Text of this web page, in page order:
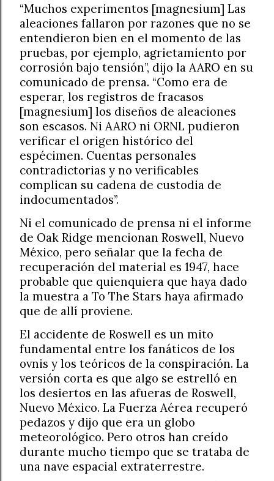
“Muchos experimentos [magnesium] Las
aleaciones fallaron por razones que no se
entendieron bien en el momento de las
pruebas, por ejemplo, agrietamiento por
corrosión bajo tensión”, dijo la AARO en su
comunicado de prensa. “Como era de
esperar, los registros de fracasos
[magnesium] los diseños de aleaciones
son escasos. Ni AARO ni ORNL pudieron
verificar el origen histórico del
espécimen. Cuentas personales
contradictorias y no verificables
complican su cadena de custodia de
indocumentados”.
Ni el comunicado de prensa ni el informe
de Oak Ridge mencionan Roswell, Nuevo
México, pero señalar que la fecha de
recuperación del material es 1947, hace
probable que quienquiera que haya dado
la muestra a To The Stars haya afirmado
que de allí proviene.
El accidente de Roswell es un mito
fundamental entre los fanáticos de los
ovnis y los teóricos de la conspiración. La
versión corta es que algo se estrelló en
los desiertos en las afueras de Roswell,
Nuevo México. La Fuerza Aérea recuperó
pedazos y dijo que era un globo
meteorológico. Pero otros han creído
durante mucho tiempo que se trataba de
una nave espacial extraterrestre.